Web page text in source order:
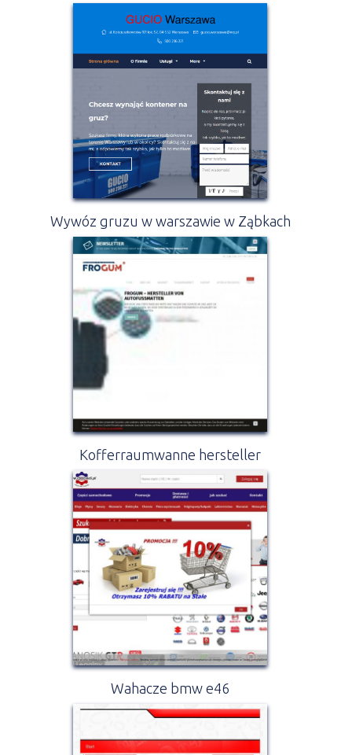
Wywóz gruzu w warszawie w Ząbkach
Kofferraumwanne hersteller
Wahacze bmw e46